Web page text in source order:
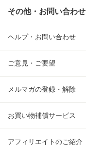
その他・お問い合わせ
ヘルプ・お問い合わせ
ご意見・ご要望
メルマガの登録・解除
お買い物補償サービス
アフィリエイトのご紹介